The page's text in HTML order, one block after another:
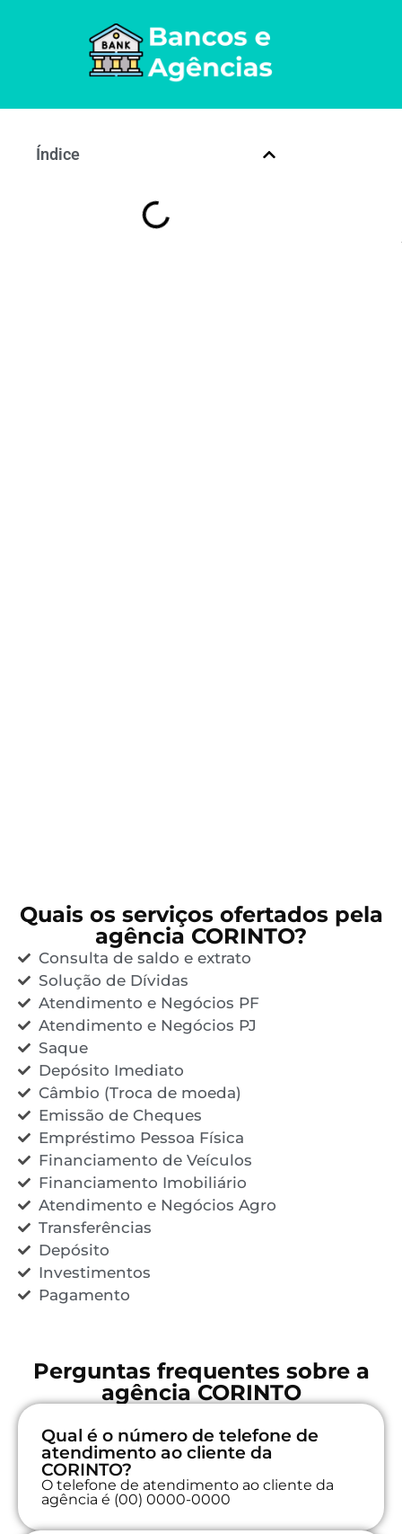
Índice
Quais os serviços ofertados pela
agência CORINTO?
Consulta de saldo e extrato
Solução de Dívidas
Atendimento e Negócios PF
Atendimento e Negócios PJ
Saque
Depósito Imediato
Câmbio (Troca de moeda)
Emissão de Cheques
Empréstimo Pessoa Física
Financiamento de Veículos
Financiamento Imobiliário
Atendimento e Negócios Agro
Transferências
Depósito
Investimentos
Pagamento
Perguntas frequentes sobre a
agência CORINTO
Qual é o número de telefone de
atendimento ao cliente da
CORINTO?
O telefone de atendimento ao cliente da
agência é (00) 0000-0000